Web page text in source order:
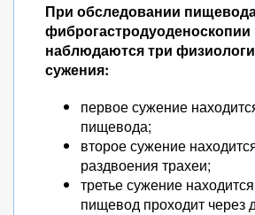
При обследовании
наблюдаются три
сужения:
первое сужение
пищевода;
второе сужение
раздвоения трахеи;
третье сужение
пищевод проходит через